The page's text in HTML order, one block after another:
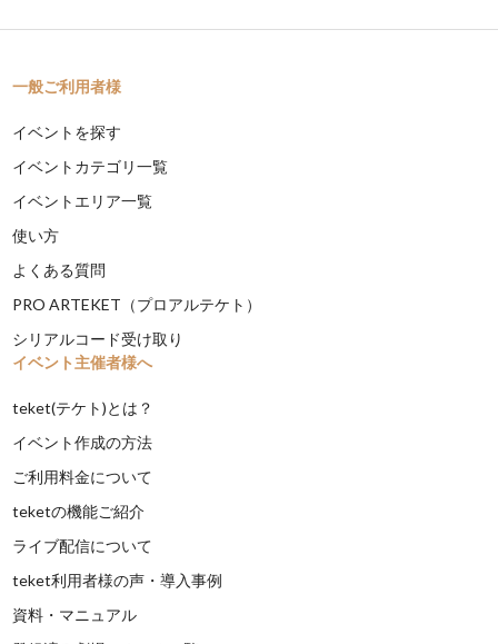
一般ご利用者様
イベントを探す
イベントカテゴリ一覧
イベントエリア一覧
使い方
よくある質問
PRO ARTEKET（プロアルテケト）
シリアルコード受け取り
イベント主催者様へ
teket(テケト)とは？
イベント作成の方法
ご利用料金について
teketの機能ご紹介
ライブ配信について
teket利用者様の声・導入事例
資料・マニュアル